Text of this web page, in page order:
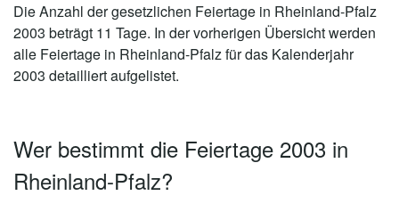
Die Anzahl der gesetzlichen Feiertage in Rheinland-Pfalz
2003 beträgt 11 Tage. In der vorherigen Übersicht werden
alle Feiertage in Rheinland-Pfalz für das Kalenderjahr
2003 detailliert aufgelistet.
Wer bestimmt die Feiertage 2003 in
Rheinland-Pfalz?